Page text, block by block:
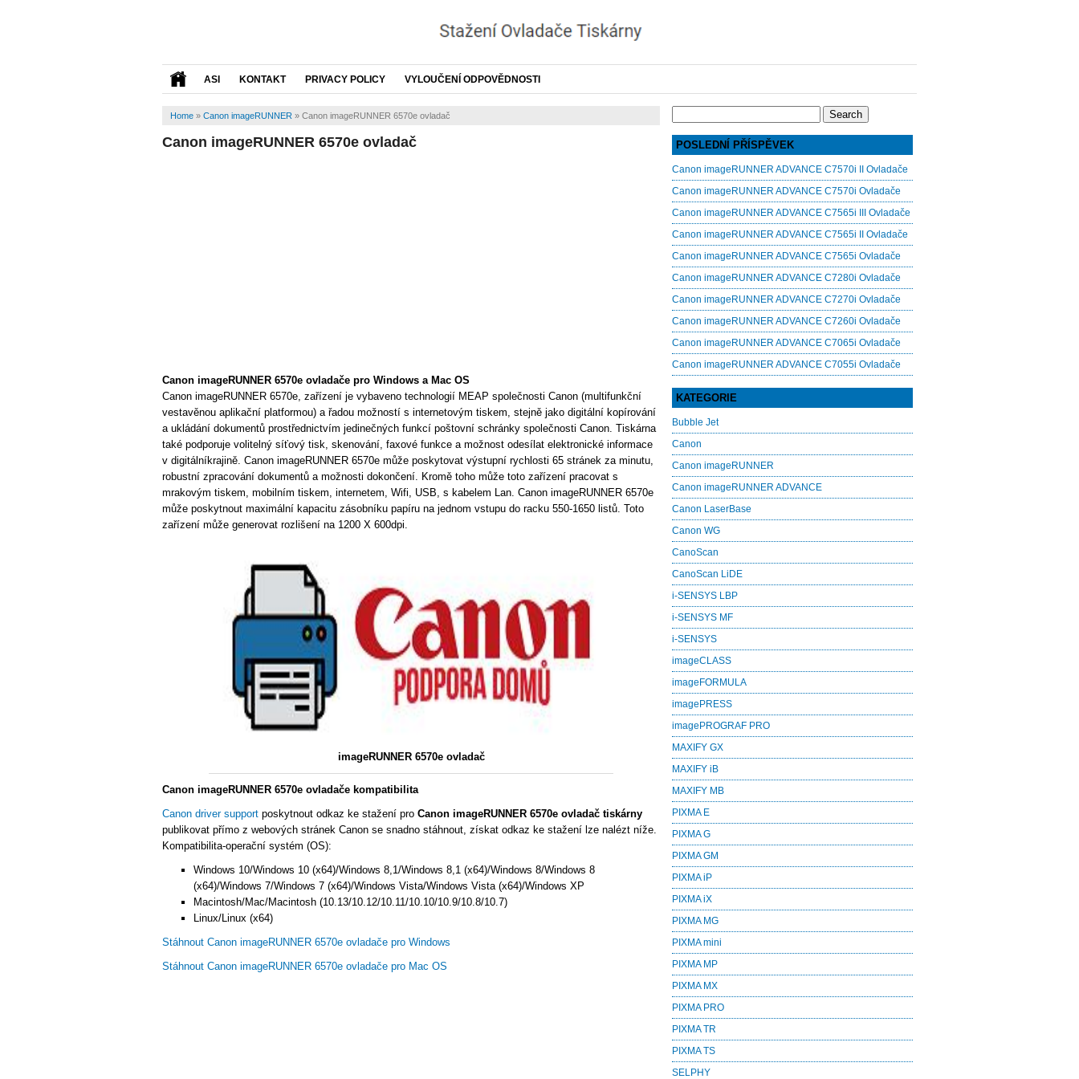
ASI KONTAKT PRIVACY POLICY VYLOUČENÍ ODPOVĚDNOSTI
Home » Canon imageRUNNER » Canon imageRUNNER 6570e ovladač
Canon imageRUNNER 6570e ovladač
Canon imageRUNNER 6570e ovladače pro Windows a Mac OS
Canon imageRUNNER 6570e, zařízení je vybaveno technologií MEAP společnosti Canon (multifunkční
vestavěnou aplikační platformou) a řadou možností s internetovým tiskem, stejně jako digitální kopírování
a ukládání dokumentů prostřednictvím jedinečných funkcí poštovní schránky společnosti Canon. Tiskárna
také podporuje volitelný síťový tisk, skenování, faxové funkce a možnost odesílat elektronické informace
v digitálníkrajině. Canon imageRUNNER 6570e může poskytovat výstupní rychlosti 65 stránek za minutu,
robustní zpracování dokumentů a možnosti dokončení. Kromě toho může toto zařízení pracovat s
mrakovým tiskem, mobilním tiskem, internetem, Wifi, USB, s kabelem Lan. Canon imageRUNNER 6570e
může poskytnout maximální kapacitu zásobníku papíru na jednom vstupu do racku 550-1650 listů. Toto
zařízení může generovat rozlišení na 1200 X 600dpi.
imageRUNNER 6570e ovladač
Canon imageRUNNER 6570e ovladače kompatibilita
Canon driver support poskytnout odkaz ke stažení pro Canon imageRUNNER 6570e ovladač tiskárny
publikovat přímo z webových stránek Canon se snadno stáhnout, získat odkaz ke stažení lze nalézt níže.
Kompatibilita-operační systém (OS):
Windows 10/Windows 10 (x64)/Windows 8,1/Windows 8,1 (x64)/Windows 8/Windows 8
(x64)/Windows 7/Windows 7 (x64)/Windows Vista/Windows Vista (x64)/Windows XP
Macintosh/Mac/Macintosh (10.13/10.12/10.11/10.10/10.9/10.8/10.7)
Linux/Linux (x64)
Stáhnout Canon imageRUNNER 6570e ovladače pro Windows
Stáhnout Canon imageRUNNER 6570e ovladače pro Mac OS
POSLEDNÍ PŘÍSPĚVEK
Canon imageRUNNER ADVANCE C7570i II Ovladače
Canon imageRUNNER ADVANCE C7570i Ovladače
Canon imageRUNNER ADVANCE C7565i III Ovladače
Canon imageRUNNER ADVANCE C7565i II Ovladače
Canon imageRUNNER ADVANCE C7565i Ovladače
Canon imageRUNNER ADVANCE C7280i Ovladače
Canon imageRUNNER ADVANCE C7270i Ovladače
Canon imageRUNNER ADVANCE C7260i Ovladače
Canon imageRUNNER ADVANCE C7065i Ovladače
Canon imageRUNNER ADVANCE C7055i Ovladače
KATEGORIE
Bubble Jet
Canon
Canon imageRUNNER
Canon imageRUNNER ADVANCE
Canon LaserBase
Canon WG
CanoScan
CanoScan LiDE
i-SENSYS LBP
i-SENSYS MF
i‑SENSYS
imageCLASS
imageFORMULA
imagePRESS
imagePROGRAF PRO
MAXIFY GX
MAXIFY iB
MAXIFY MB
PIXMA E
PIXMA G
PIXMA GM
PIXMA iP
PIXMA iX
PIXMA MG
PIXMA mini
PIXMA MP
PIXMA MX
PIXMA PRO
PIXMA TR
PIXMA TS
SELPHY